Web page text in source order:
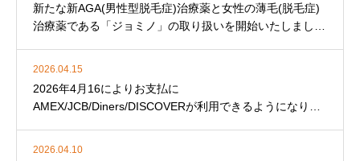
新たな新AGA(男性型脱毛症)治療薬と女性の薄毛(脱毛症)
治療薬である「ジョミノ」の取り扱いを開始いたしまし
2026.04.15
2026年4月16によりお支払に
AMEX/JCB/Diners/DISCOVERが利用できるようになりま
2026.04.10